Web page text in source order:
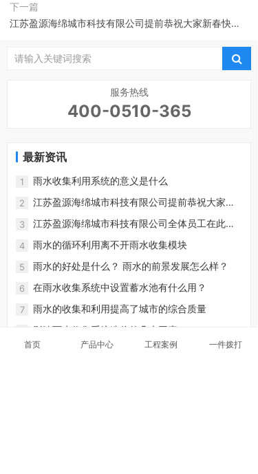
下一篇
江苏盈源海绵城市科技有限公司提前恭祝大家新春快
服务热线
400-0510-365
最新资讯
1 雨水收集利用系统的意义是什么
2
江苏盈源海绵城市科技有限公司提前恭祝大家新
春快乐！
3
江苏盈源海绵城市科技有限公司全体员工在此恭
祝大家新春快乐~！
4 雨水的循环利用离不开雨水收集模块
5 雨水的好处是什么？ 雨水的前景发展怎么样？
6 在雨水收集系统中设置蓄水池有什么用？
7 雨水的收集和利用提高了城市的综合质量
影响雨水收集系统造价的几大因素
雨水收集回收系统分类
首页 产品中心 工程案例 一件拨打